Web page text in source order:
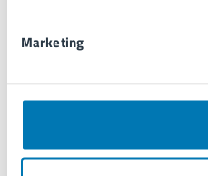
Marketing